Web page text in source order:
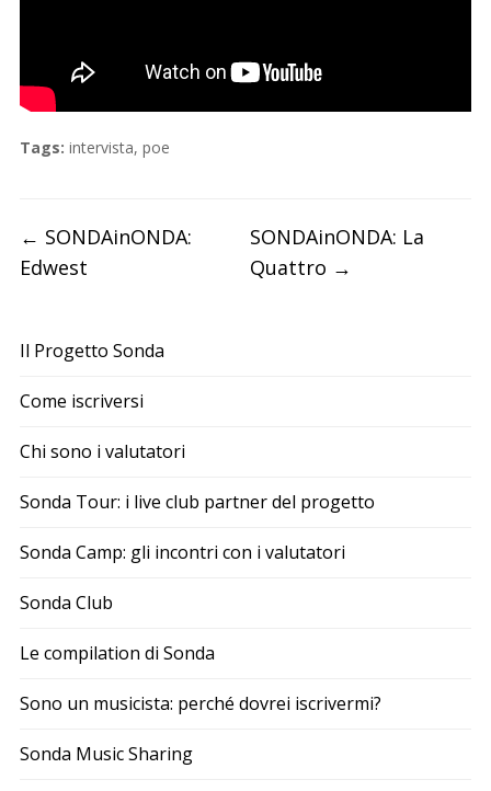
Il Progetto Sonda
Come iscriversi
Chi sono i valutatori
Sonda Tour: i live club partner del progetto
Sonda Camp: gli incontri con i valutatori
Sonda Club
Le compilation di Sonda
Sono un musicista: perché dovrei iscrivermi?
Sonda Music Sharing
Tags: intervista, poe
← SONDAinONDA:
Edwest
SONDAinONDA: La
Quattro →